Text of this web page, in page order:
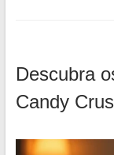
Descubra
Candy